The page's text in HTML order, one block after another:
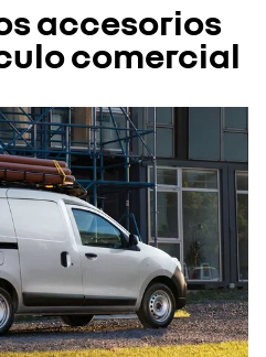
accesorios
comercial